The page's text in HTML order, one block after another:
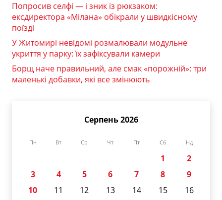
Попросив селфі — і зник із рюкзаком:
ексдиректора «Мілана» обікрали у швидкісному
поїзді
У Житомирі невідомі розмалювали модульне
укриття у парку: їх зафіксували камери
Борщ наче правильний, але смак «порожній»: три
маленькі добавки, які все змінюють
Серпень 2026
Пн Вт Ср Чт Пт Сб Нд
1
2
3
4 5 6 7 8
9
10
11 12 13 14 15
16